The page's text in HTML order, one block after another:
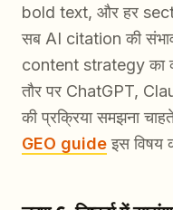
bold text, और हर
सब AI citation की
content strategy का
तौर पर ChatGPT,
की प्रक्रिया समझना
GEO guideइस विषय